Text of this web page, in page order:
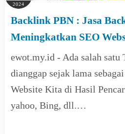
2024
Backlink PBN : Jasa
Meningkatkan SEO
ewot.my.id - Ada salah satu
dianggap sejak lama
Website Kita di Hasil
yahoo, Bing, dll.…